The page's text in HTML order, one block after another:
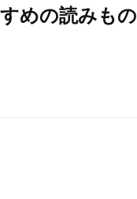
めの読みもの